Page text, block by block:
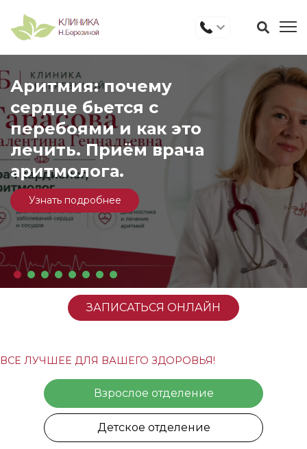
Аритмия: почему
сердце бьется с
перебоями и как это
лечить. Приём врача
аритмолога.
Узнать подробнее
ваша
ЗАПИСАТЬСЯ ОНЛАЙН
ВСЕ ЛУЧШЕЕ ДЛЯ ВАШЕГО ЗДОРОВЬЯ!
Взрослое отделение
Детское отделение
Детская пульмонология
Детская дерматология
Детская ЛОР патология
Детская психотерапия и психология
Детская неврология